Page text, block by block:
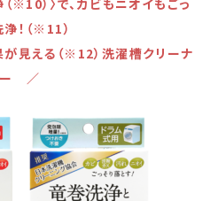
！（※11）
える（※12）洗濯槽クリーナ
ー ／